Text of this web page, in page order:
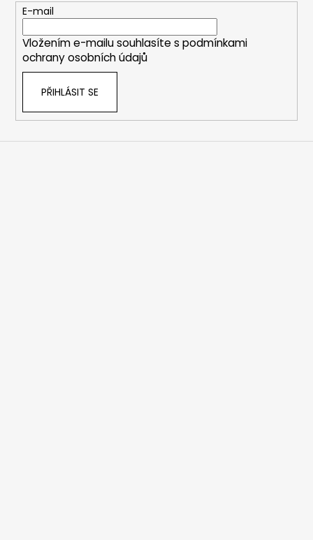
E-mail
Vložením e-mailu souhlasíte s podmínkami
ochrany osobních údajů
PŘIHLÁSIT SE